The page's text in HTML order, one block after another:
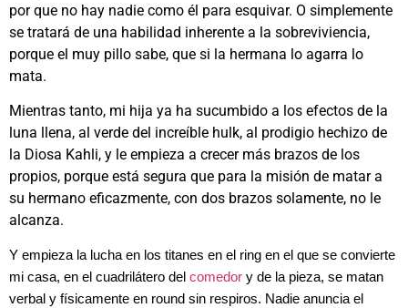
por que no hay nadie como él para esquivar. O simplemente
se tratará de una habilidad inherente a la sobreviviencia,
porque el muy pillo sabe, que si la hermana lo agarra lo
mata.
Mientras tanto, mi hija ya ha sucumbido a los efectos de la
luna llena, al verde del increíble hulk, al prodigio hechizo de
la Diosa Kahli, y le empieza a crecer más brazos de los
propios, porque está segura que para la misión de matar a
su hermano eficazmente, con dos brazos solamente, no le
alcanza.
Y empieza la lucha en los titanes en el ring en el que se convierte
mi casa, en el cuadrilátero del comedor y de la pieza, se matan
verbal y físicamente en round sin respiros. Nadie anuncia el